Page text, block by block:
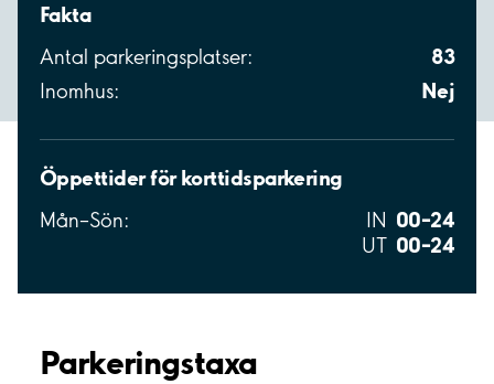
Fakta
Antal parkeringsplatser: 83
Inomhus: Nej
Öppettider för korttidsparkering
Mån–Sön: IN 00–24
UT 00–24
Parkeringstaxa